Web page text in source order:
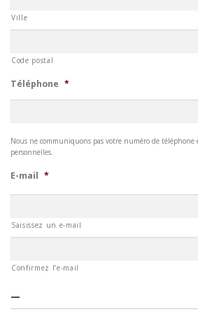
Ville
Code postal
Téléphone *
Nous ne communiquons pas votre numéro de téléphone
personnelles.
E-mail *
Saisissez un e-mail
Confirmez l’e-mail
—